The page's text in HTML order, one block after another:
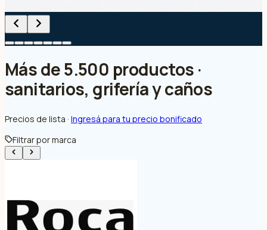
Más de 5.500 productos ·
sanitarios, grifería y caños
Precios de lista · Ingresá para tu precio bonificado
Filtrar por marca